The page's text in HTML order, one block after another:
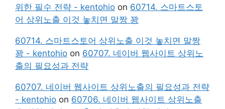
위한 필수 전략 - kentohio on 60714. 스마트스토
어 상위노출 이것 놓치면 말짱 꽝
60714. 스마트스토어 상위노출 이것 놓치면 말짱
꽝 - kentohio on 60707. 네이버 웹사이트 상위노
출의 필요성과 전략
60707. 네이버 웹사이트 상위노출의 필요성과 전략
- kentohio on 60706. 네이버 웹사이트 상위노출